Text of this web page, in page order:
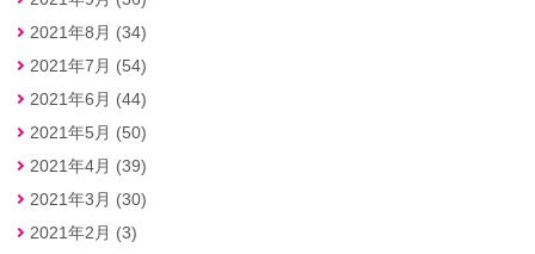
2021年8月 (34)
2021年7月 (54)
2021年6月 (44)
2021年5月 (50)
2021年4月 (39)
2021年3月 (30)
2021年2月 (3)